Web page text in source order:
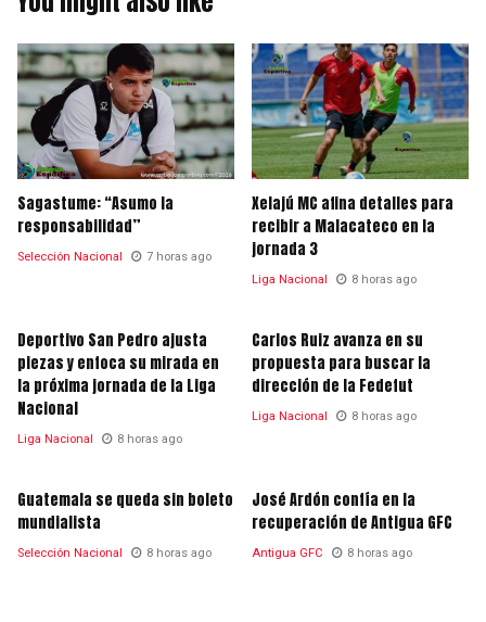
Sagastume: “Asumo la
responsabilidad”
Selección Nacional 7 horas ago
Xelajú MC afina detalles para
recibir a Malacateco en la
jornada 3
Liga Nacional 8 horas ago
Deportivo San Pedro ajusta
piezas y enfoca su mirada en
la próxima jornada de la Liga
Nacional
Liga Nacional 8 horas ago
Carlos Ruiz avanza en su
propuesta para buscar la
dirección de la Fedefut
Liga Nacional 8 horas ago
Guatemala se queda sin boleto
mundialista
Selección Nacional 8 horas ago
José Ardón confía en la
recuperación de Antigua GFC
Antigua GFC 8 horas ago